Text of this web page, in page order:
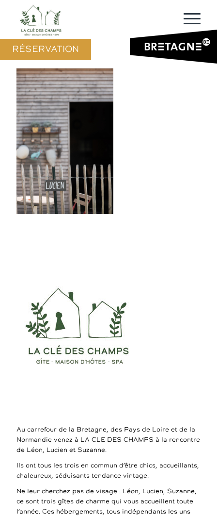
RÉSERVATION
Au carrefour de la Bretagne, des Pays de Loire et de la
Normandie venez à LA CLE DES CHAMPS à la rencontre
de Léon, Lucien et Suzanne.
Ils ont tous les trois en commun d’être chics, accueillants,
chaleureux, séduisants tendance vintage.
Ne leur cherchez pas de visage : Léon, Lucien, Suzanne,
ce sont trois gîtes de charme qui vous accueillent toute
l’année. Ces hébergements, tous indépendants les uns